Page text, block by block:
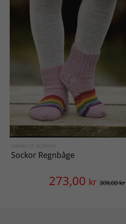
VIKING OF NORWAY
Sockor Regnbåge
273,00 kr 309,00 kr